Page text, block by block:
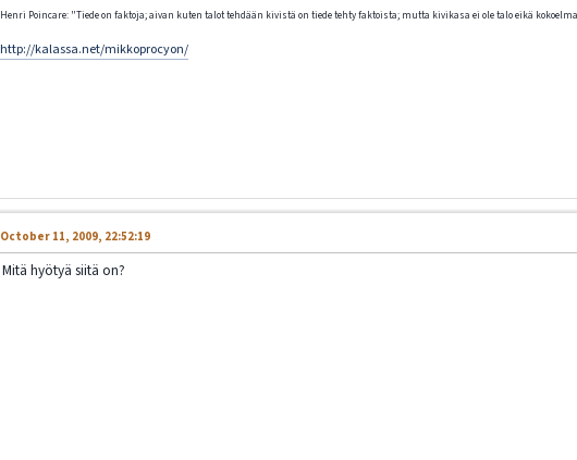
Henri Poincare: "Tiede on faktoja; aivan kuten talot tehdään kivistä on tiede tehty faktoista; mutta kivikasa ei ole talo eikä
http://kalassa.net/mikkoprocyon/
October 11, 2009, 22:52:19
Mitä hyötyä siitä on?